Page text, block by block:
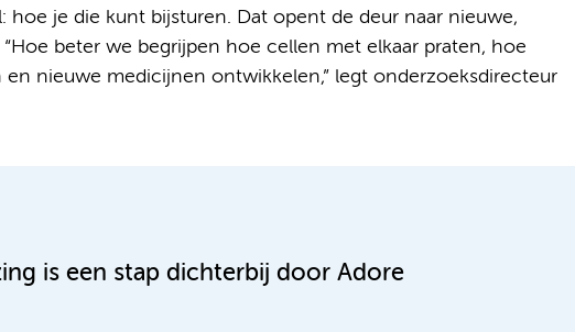
hoe je die kunt bijsturen. Dat opent de deur naar nieuwe,
beter we begrijpen hoe cellen met elkaar praten, hoe
nieuwe medicijnen ontwikkelen,” legt onderzoeksdirecteur
is een stap dichterbij door Adore